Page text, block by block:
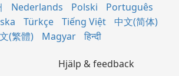
Nederlands Polski
Português
Türkçe Tiếng Việt
中文(简体)
(繁體)
Magyar हिन्दी
Hjälp & feedback